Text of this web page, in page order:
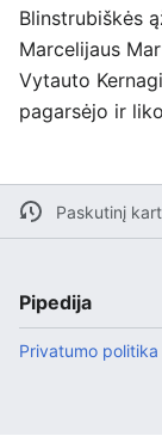
Blinstrubiškės
Marcelijaus
Vytauto
pagarsėjo ir
Paskutinį
Pipedija
Privatumo politika